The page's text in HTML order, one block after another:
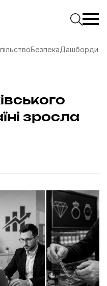
суспільні даніПочати
БезпекаДашборди
зросла